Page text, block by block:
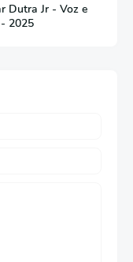
Dutra Jr - Voz e
2025